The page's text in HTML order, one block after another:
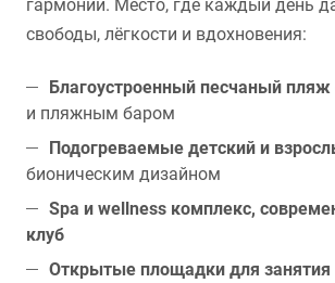
гармонии. Место, где каждый день
свободы, лёгкости и вдохновения:
Благоустроенный песчаный пляж
и пляжным баром
Подогреваемые детский и
бионическим дизайном
Spa и wellness комплекс,
клуб
Открытые площадки для занятия